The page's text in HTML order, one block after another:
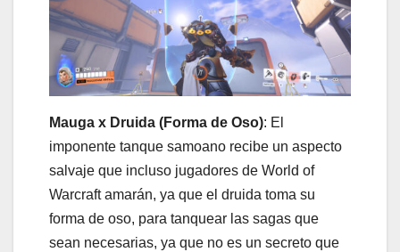
Mauga x Druida (Forma de Oso): El
imponente tanque samoano recibe un aspecto
salvaje que incluso jugadores de World of
Warcraft amarán, ya que el druida toma su
forma de oso, para tanquear las sagas que
sean necesarias, ya que no es un secreto que